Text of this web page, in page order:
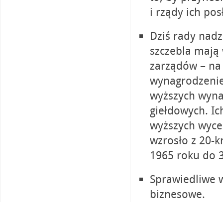
i rządy ich
Dziś rady
szczebla mają
zarządów –
wyższych
giełdowych.
wyższych
wzrosło z 20-
1965 roku do
Sprawiedliwe
biznesowe.